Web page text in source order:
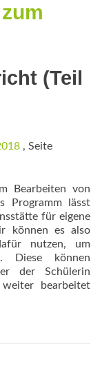
(Teil
, Seite
Bearbeiten von
Programm lässt
für eigene
können es also
nutzen, um
Diese können
der Schülerin
bearbeitet